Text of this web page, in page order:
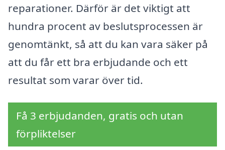
reparationer. Därför är det viktigt att
hundra procent av beslutsprocessen är
genomtänkt, så att du kan vara säker på
att du får ett bra erbjudande och ett
resultat som varar över tid.
Få 3 erbjudanden, gratis och utan
förpliktelser